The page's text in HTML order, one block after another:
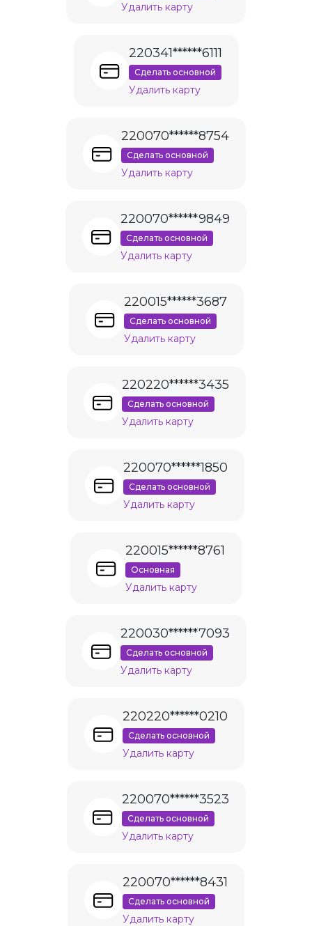
Удалить карту
220341******6111
Сделать основной
Удалить карту
220070******8754
Сделать основной
Удалить карту
220070******9849
Сделать основной
Удалить карту
220015******3687
Сделать основной
Удалить карту
220220******3435
Сделать основной
Удалить карту
220070******1850
Сделать основной
Удалить карту
220015******8761
Основная
Удалить карту
220030******7093
Сделать основной
Удалить карту
220220******0210
Сделать основной
Удалить карту
220070******3523
Сделать основной
Удалить карту
220070******8431
Сделать основной
Удалить карту